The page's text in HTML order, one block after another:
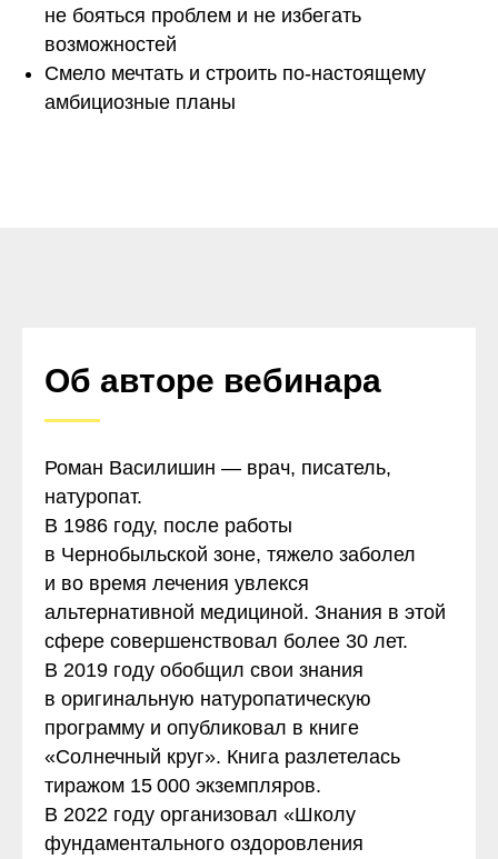
не бояться проблем и не избегать
возможностей
Смело мечтать и строить по-настоящему
амбициозные планы
Об авторе вебинара
Роман Василишин — врач, писатель,
натуропат.
В 1986 году, после работы
в Чернобыльской зоне, тяжело заболел
и во время лечения увлекся
альтернативной медициной. Знания в этой
сфере совершенствовал более 30 лет.
В 2019 году обобщил свои знания
в оригинальную натуропатическую
программу и опубликовал в книге
«Солнечный круг». Книга разлетелась
тиражом 15 000 экземпляров.
В 2022 году организовал «Школу
фундаментального оздоровления